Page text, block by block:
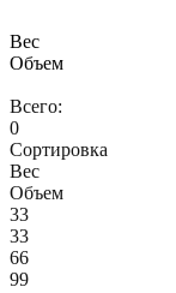
Вес
Объем
Всего:
0
Сортировка
Вес
Объем
33
33
66
99